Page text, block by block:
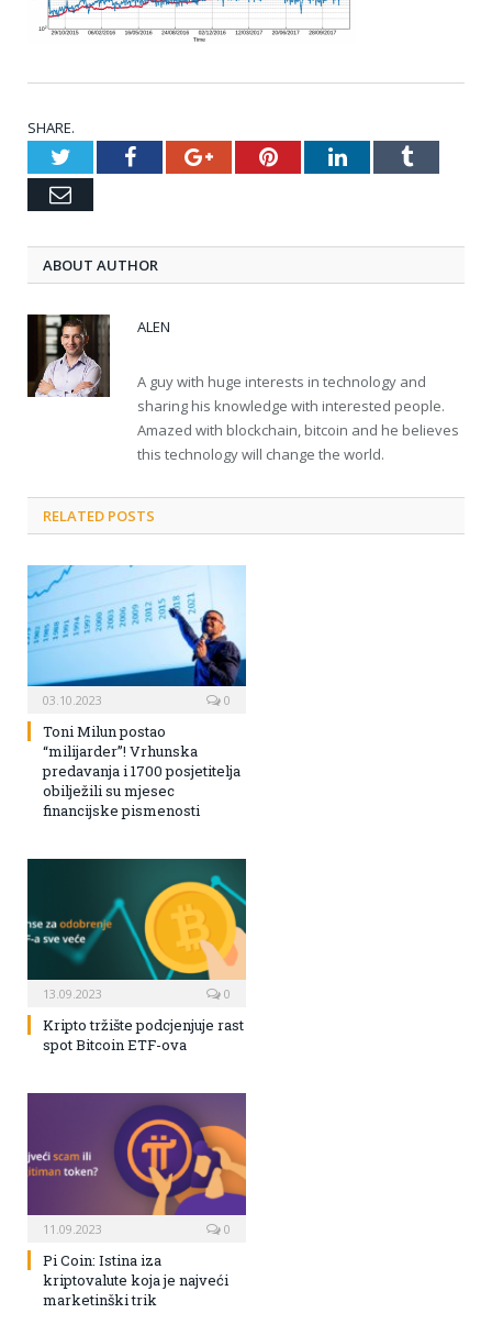
SHARE.
TwitterFacebookGoogle+PinterestLinkedInTumblr
Email
ABOUT AUTHOR
ALEN
A guy with huge interests in technology and
sharing his knowledge with interested people.
Amazed with blockchain, bitcoin and he believes
this technology will change the world.
RELATED POSTS
03.10.2023 0
Toni Milun postao
“milijarder”! Vrhunska
predavanja i 1700 posjetitelja
obilježili su mjesec
financijske pismenosti
13.09.2023 0
Kripto tržište podcjenjuje rast
spot Bitcoin ETF-ova
11.09.2023 0
Pi Coin: Istina iza
kriptovalute koja je najveći
marketinški trik